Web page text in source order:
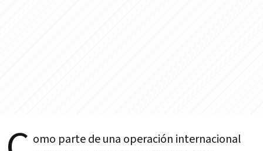
omo parte de una operación internacional